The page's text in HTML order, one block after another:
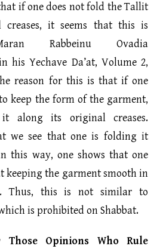
if one does not fold the Tallit
it seems that this is
Rabbeinu Ovadia
his Yechave Da’at, Volume 2,
reason for this is that if one
keep the form of the garment,
along its original creases.
we see that one is folding it
this way, one shows that one
keeping the garment smooth in
Thus, this is not similar to
is prohibited on Shabbat.
Those Opinions Who Rule